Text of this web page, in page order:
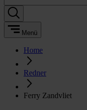
Menü
Home
Redner
Ferry Zandvliet